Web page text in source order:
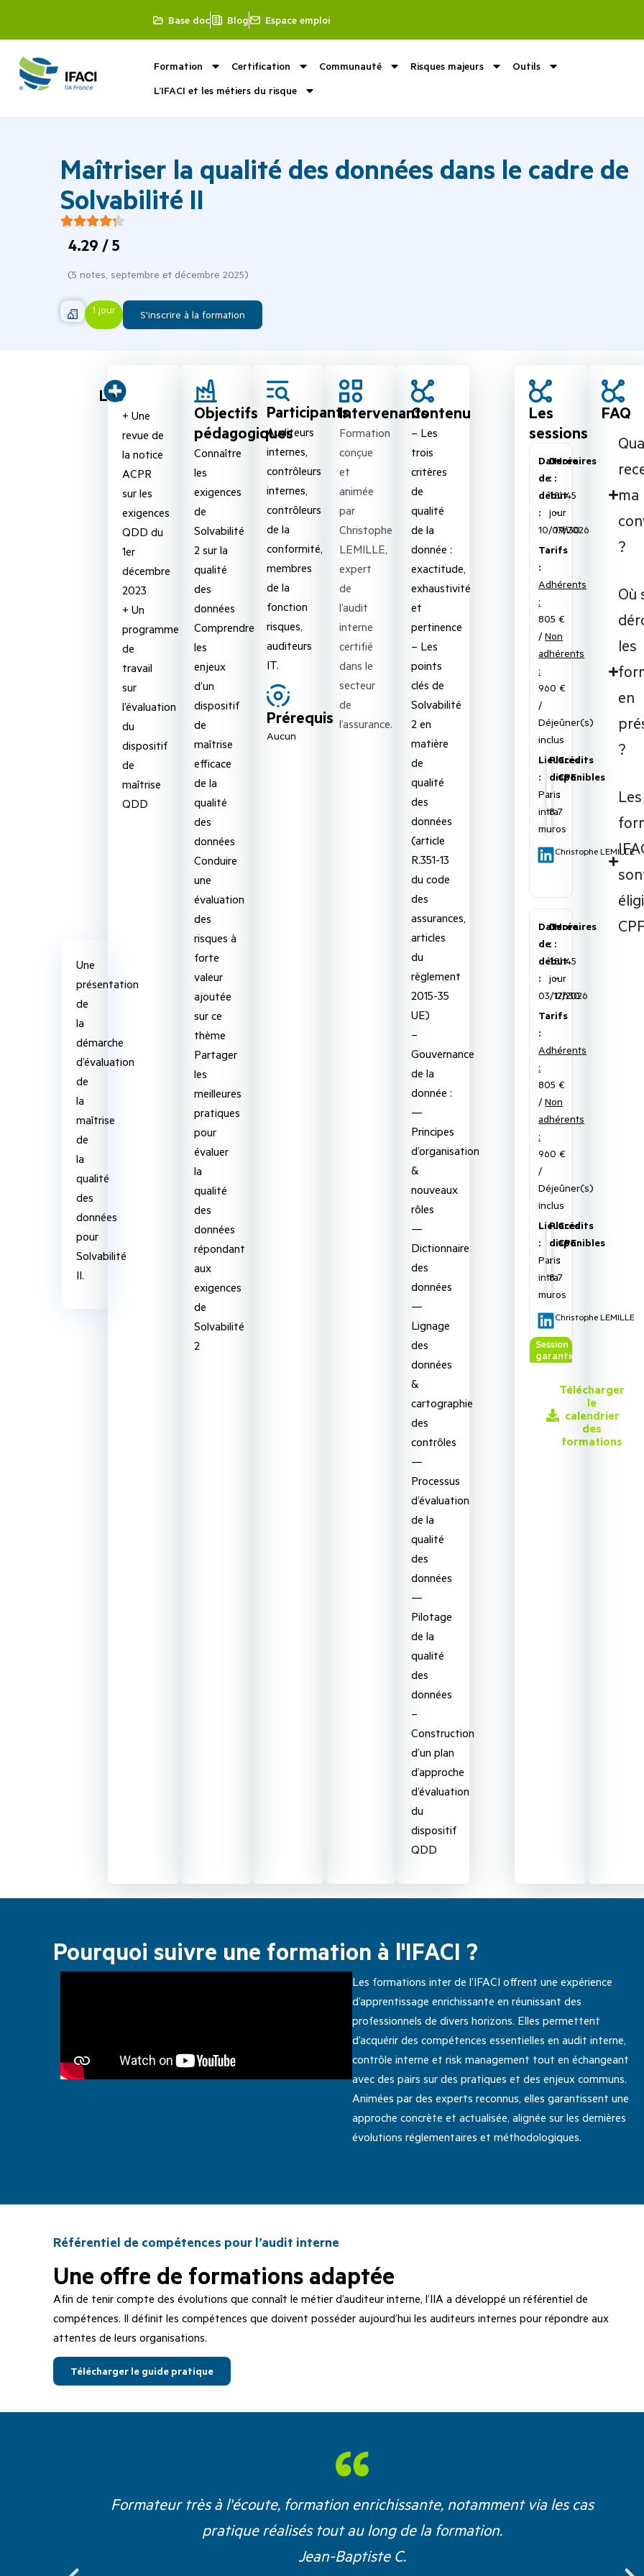
Base doc Blog Espace emploi
Formation Certification Communauté Risques majeurs
Outils
L’IFACI et les métiers du risque
Maîtriser la qualité des données dans le cadre de
Solvabilité II
4.29 / 5
(5 notes, septembre et décembre 2025)
1 jour S'inscrire à la formation
Une
présentation
de
la
démarche
d’évaluation
de
la
maîtrise
de
la
qualité
des
données
pour
Solvabilité
II.
Les
+ Une
revue de
la notice
ACPR
sur les
exigences
QDD du
1er
décembre
2023
+ Un
programme
de
travail
sur
l’évaluation
du
dispositif
de
maîtrise
QDD
Objectifs
pédagogiques
Connaître
les
exigences
de
Solvabilité
2 sur la
qualité
des
données
Comprendre
les
enjeux
d’un
dispositif
de
maîtrise
efficace
de la
qualité
des
données
Conduire
une
évaluation
des
risques à
forte
valeur
ajoutée
sur ce
thème
Partager
les
meilleures
pratiques
pour
évaluer
la
qualité
des
données
répondant
aux
exigences
de
Solvabilité
2
Participants
Auditeurs
internes,
contrôleurs
internes,
contrôleurs
de la
conformité,
membres
de la
fonction
risques,
auditeurs
IT.
Prérequis
Aucun
Intervenants
Formation
conçue
et
animée
par
Christophe
LEMILLE,
expert
de
l’audit
interne
certifié
dans le
secteur
de
l’assurance.
Contenu
– Les
trois
critères
de
qualité
de la
donnée :
exactitude,
exhaustivité
et
pertinence
– Les
points
clés de
Solvabilité
2 en
matière
de
qualité
des
données
(article
R.351-13
du code
des
assurances,
articles
du
règlement
2015-35
UE)
–
Gouvernance
de la
donnée :
—
Principes
d’organisation
&
nouveaux
rôles
—
Dictionnaire
des
données
—
Lignage
des
données
&
cartographie
des
contrôles
—
Processus
d’évaluation
de la
qualité
des
données
—
Pilotage
de la
qualité
des
données
–
Construction
d’un plan
d’approche
d’évaluation
du
dispositif
QDD
Les
sessions
Date
de
début
:
10/09/2026
Durée
:
1
jour
Horaires
:
8h45
–
17h30
Tarifs
:
Adhérents
:
805 €
/Non
adhérents
:
960 €
/
Déjeûner(s)
inclus
Lieu
:
Paris
intra
muros
Places
disponibles
:
8
Crédits
CPE
:
7
Christophe LEMILLE
Date
de
début
:
03/12/2026
Durée
:
1
jour
Horaires
:
8h45
–
17h30
Tarifs
:
Adhérents
:
805 €
/Non
adhérents
:
960 €
/
Déjeûner(s)
inclus
Lieu
:
Paris
intra
muros
Places
disponibles
:
8
Crédits
CPE
:
7
Christophe LEMILLE
Session
garantie
Télécharger
le
calendrier
des
formations
FAQ
ma
?
Où
les
en
?
Les
Pourquoi suivre une formation à l'IFACI ?
Les formations inter de l’IFACI offrent une expérience
d’apprentissage enrichissante en réunissant des
professionnels de divers horizons. Elles permettent
d’acquérir des compétences essentielles en audit interne,
contrôle interne et risk management tout en échangeant
avec des pairs sur des pratiques et des enjeux communs.
Animées par des experts reconnus, elles garantissent une
approche concrète et actualisée, alignée sur les dernières
évolutions réglementaires et méthodologiques.
Référentiel de compétences pour l’audit interne
Une offre de formations adaptée
Afin de tenir compte des évolutions que connaît le métier d’auditeur interne, l’IIA a développé un référentiel de
compétences. Il définit les compétences que doivent posséder aujourd’hui les auditeurs internes pour répondre aux
attentes de leurs organisations.
Télécharger le guide pratique
Formateur très à l'écoute, formation enrichissante, notamment via les cas
pratique réalisés tout au long de la formation.
Jean-Baptiste C.